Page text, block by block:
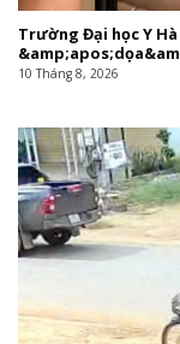
Trường Đại học Y
10 Tháng 8, 2026